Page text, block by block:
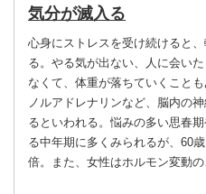
気分が滅入る
心身にストレスを受け続けると
る。やる気が出ない、人に会い
なくて、体重が落ちていくこと
ノルアドレナリンなど、脳内の
るといわれる。悩みの多い思春
る中年期に多くみられるが、60
倍。また、女性はホルモン変動